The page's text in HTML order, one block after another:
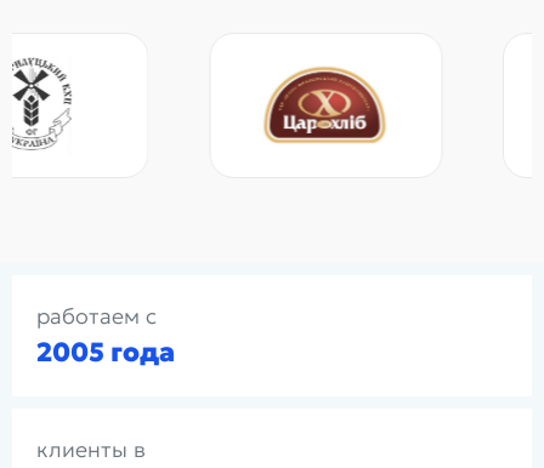
работаем с
2005 года
клиенты в